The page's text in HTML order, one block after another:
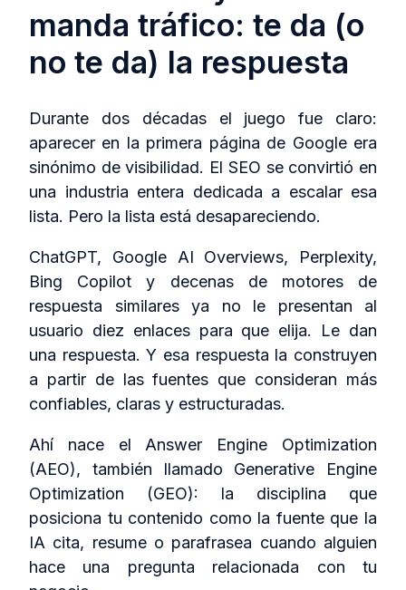
manda tráfico: te da (o
no te da) la respuesta
Durante dos décadas el juego fue claro:
aparecer en la primera página de Google era
sinónimo de visibilidad. El SEO se convirtió en
una industria entera dedicada a escalar esa
lista. Pero la lista está desapareciendo.
ChatGPT, Google AI Overviews, Perplexity,
Bing Copilot y decenas de motores de
respuesta similares ya no le presentan al
usuario diez enlaces para que elija. Le dan
una respuesta. Y esa respuesta la construyen
a partir de las fuentes que consideran más
confiables, claras y estructuradas.
Ahí nace el Answer Engine Optimization
(AEO), también llamado Generative Engine
Optimization (GEO): la disciplina que
posiciona tu contenido como la fuente que la
IA cita, resume o parafrasea cuando alguien
hace una pregunta relacionada con tu